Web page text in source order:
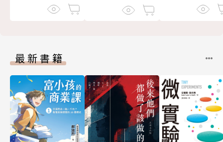
最新書籍